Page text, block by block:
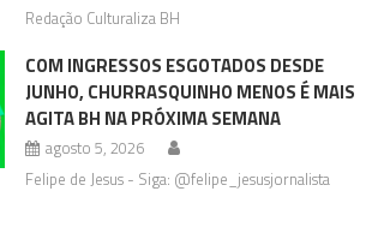
Redação Culturaliza BH
COM INGRESSOS ESGOTADOS DESDE
JUNHO, CHURRASQUINHO MENOS É MAIS
AGITA BH NA PRÓXIMA SEMANA
agosto 5, 2026
Felipe de Jesus - Siga: @felipe_jesusjornalista